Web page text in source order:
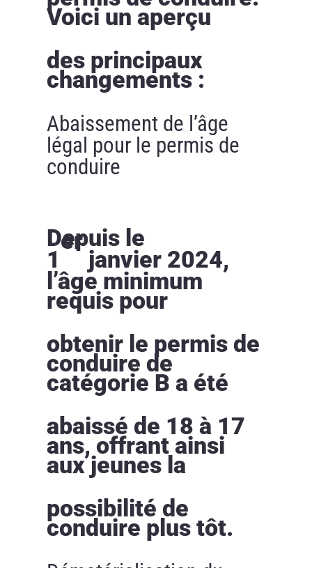
Voici un aperçu
des principaux
changements :
Abaissement de l’âge
légal pour le permis de
conduire
Depuis le
1
er
janvier 2024,
l’âge minimum
requis pour
obtenir le permis de
conduire de
catégorie B a été
abaissé de 18 à 17
ans, offrant ainsi
aux jeunes la
possibilité de
conduire plus tôt.